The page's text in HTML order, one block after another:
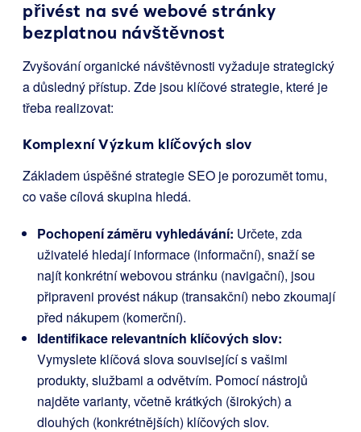
přivést na své webové stránky
bezplatnou návštěvnost
Zvyšování organické návštěvnosti vyžaduje strategický
a důsledný přístup. Zde jsou klíčové strategie, které je
třeba realizovat:
Komplexní Výzkum klíčových slov
Základem úspěšné strategie SEO je porozumět tomu,
co vaše cílová skupina hledá.
Pochopení záměru vyhledávání: Určete, zda
uživatelé hledají informace (informační), snaží se
najít konkrétní webovou stránku (navigační), jsou
připraveni provést nákup (transakční) nebo zkoumají
před nákupem (komerční).
Identifikace relevantních klíčových slov:
Vymyslete klíčová slova související s vašimi
produkty, službami a odvětvím. Pomocí nástrojů
najděte varianty, včetně krátkých (širokých) a
dlouhých (konkrétnějších) klíčových slov.